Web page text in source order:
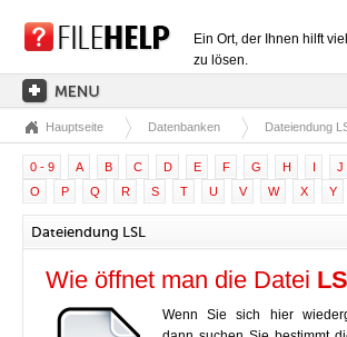
Ein Ort, der Ihnen hilft
zu lösen.
HAUPTSEITE
EXTENSIONSKATEGORIEN
TREIBERKATEGORIEN
DLL-DATEIEN
DATEIKONVERTIERUNGEN
PROGRAMME
Hauptseite Datenbanken Dateiendung
0 - 9 A B C D E F G H I J
O
P Q R S T U V W X Y
Dateiendung LSL
Wie öffnet man die Datei
Wenn Sie sich hier